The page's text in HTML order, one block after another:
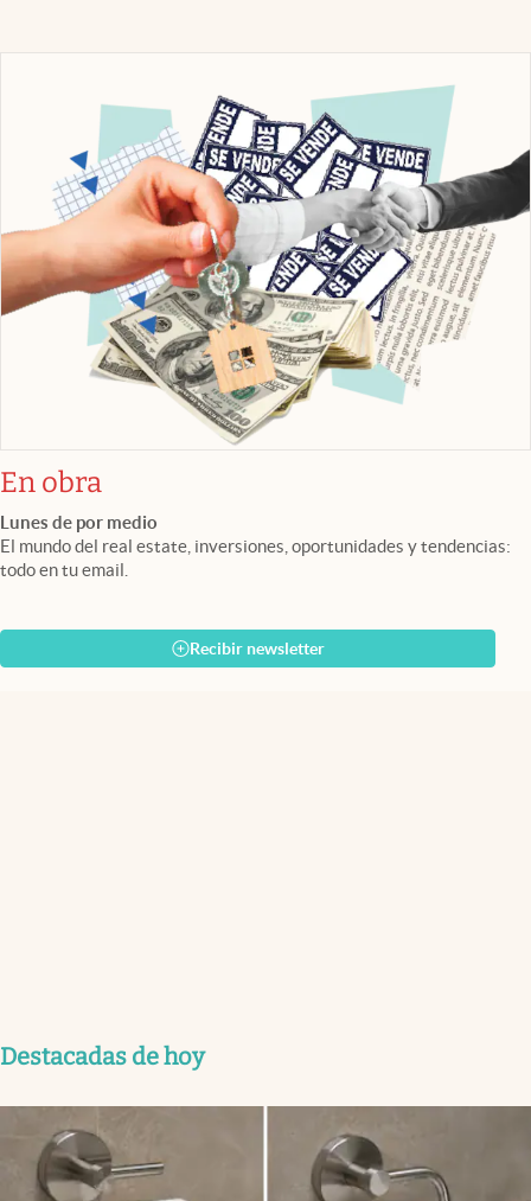
En obra
Lunes de por medio
El mundo del real estate, inversiones, oportunidades y tendencias:
todo en tu email.
Recibir newsletter
Destacadas de hoy